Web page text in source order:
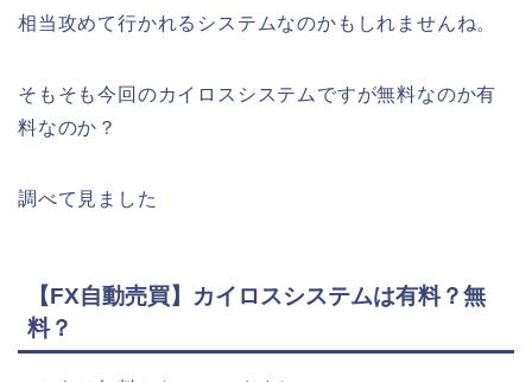
相当攻めて行かれるシステムなのかもしれませんね。
そもそも今回のカイロスシステムですが無料なのか有
料なのか？
調べて見ました
【FX自動売買】カイロスシステムは有料？無
料？